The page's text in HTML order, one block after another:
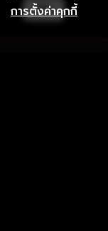
การตั้งค่าคุกกี้
เปิด